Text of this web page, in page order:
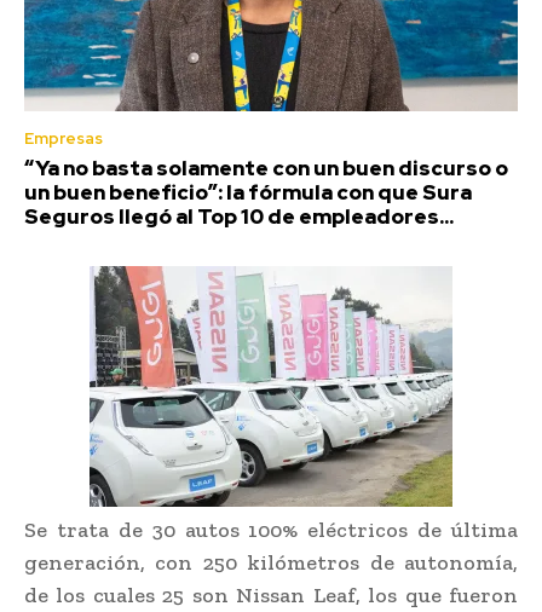
Empresas
“Ya no basta solamente con un buen discurso o
un buen beneficio”: la fórmula con que Sura
Seguros llegó al Top 10 de empleadores...
Se trata de 30 autos 100% eléctricos de última
generación, con 250 kilómetros de autonomía,
de los cuales 25 son Nissan Leaf, los que fueron